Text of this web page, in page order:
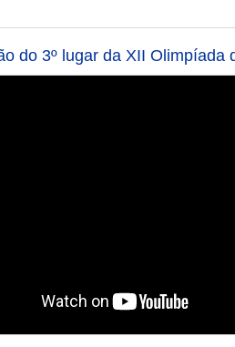
do 3º lugar da XII Olimpíada